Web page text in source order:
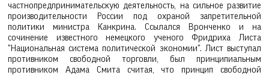
частнопредпринимательскую деятельность, на сильное развитие
производительности России под охраной запретительной
политики министра Канкрина. Ссылался Вронченко и на
сочинение известного немецкого ученого Фридриха Листа
"Национальная система политической экономии". Лист выступал
противником свободной торговли, был принципиальным
противником Адама Смита считая, что принцип свободной